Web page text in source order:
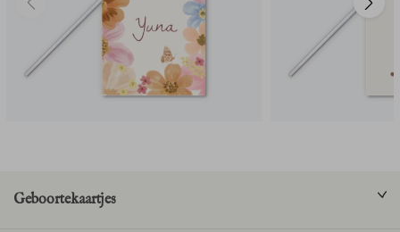
Geboortekaartjes